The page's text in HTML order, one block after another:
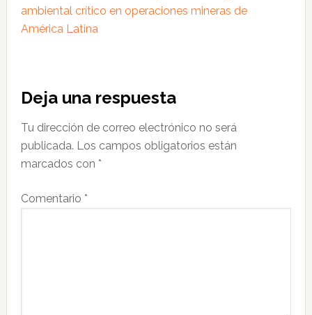
ambiental crítico en operaciones mineras de
América Latina
Interacciones
con
los
lectores
Deja una respuesta
Tu dirección de correo electrónico no será
publicada. Los campos obligatorios están
marcados con *
Comentario *